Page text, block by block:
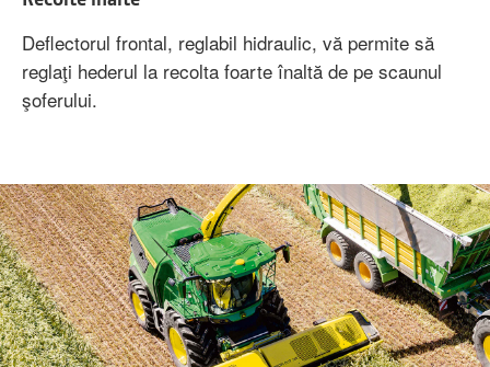
Deflectorul frontal, reglabil hidraulic, vă permite să
reglaţi hederul la recolta foarte înaltă de pe scaunul
şoferului.